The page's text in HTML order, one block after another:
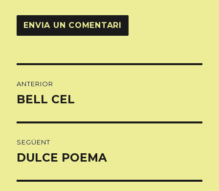
d'entrades
ANTERIOR
Entrada
BELL CEL
SEGÜENT
Entrada
DULCE POEMA